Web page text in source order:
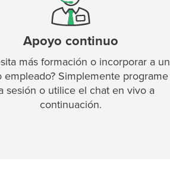
Apoyo continuo
más formación o incorporar a un
empleado? Simplemente programe
sesión o utilice el chat en vivo a
continuación.